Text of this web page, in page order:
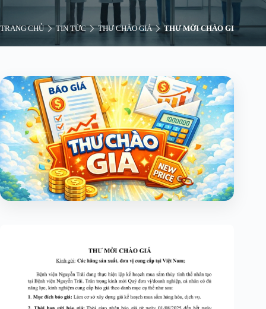
TẠO TẠI BỆNH VIỆN NGUYỄN
TRÃI
TRANG CHỦ TIN TỨC THƯ CHÀO GIÁ THƯ MỜI CHÀO GIÁ MUA